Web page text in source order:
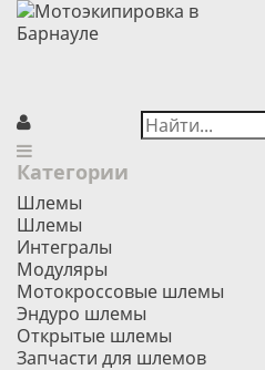
Категории
Шлемы
Шлемы
Интегралы
Модуляры
Мотокроссовые шлемы
Эндуро шлемы
Открытые шлемы
Запчасти для шлемов